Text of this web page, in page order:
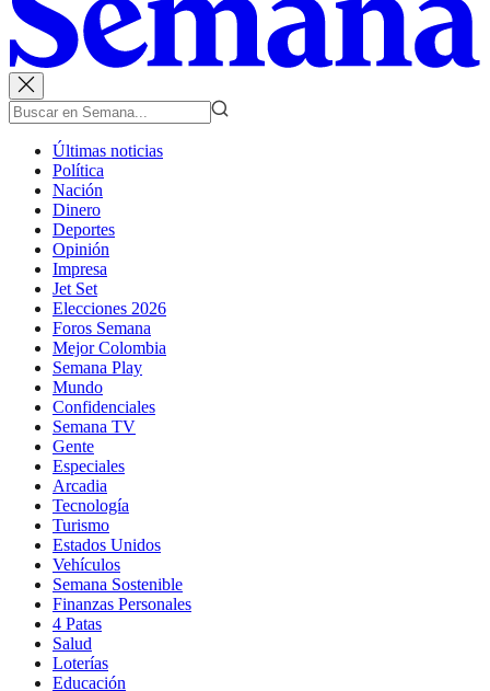
Últimas noticias
Política
Nación
Dinero
Deportes
Opinión
Impresa
Jet Set
Elecciones 2026
Foros Semana
Mejor Colombia
Semana Play
Mundo
Confidenciales
Semana TV
Gente
Especiales
Arcadia
Tecnología
Turismo
Estados Unidos
Vehículos
Semana Sostenible
Finanzas Personales
4 Patas
Salud
Loterías
Educación